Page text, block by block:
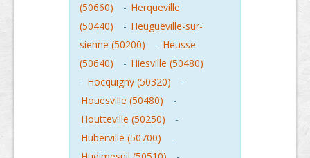
(50660)
- Herqueville
(50440)
- Heugueville-sur-
sienne (50200)
- Heusse
(50640)
- Hiesville (50480)
- Hocquigny (50320)
-
Houesville (50480)
-
Houtteville (50250)
-
Huberville (50700)
-